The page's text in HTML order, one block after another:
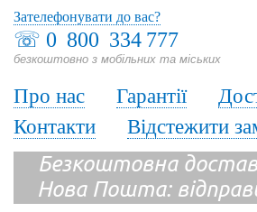
☏ 0 800 334 777
безкоштовно з мобільних та міських
Зателефонувати до вас?
Про нас Гарантії
Контакти
Відстежити
Безкоштовна
Нова Пошта: